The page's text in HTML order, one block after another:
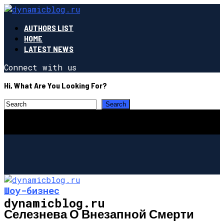
AUTHORS LIST
HOME
LATEST NEWS
Connect with us
Hi, What Are You Looking For?
dynamicblog.ru
Шоу-бизнес
Селезнева О Внезапной Смерти